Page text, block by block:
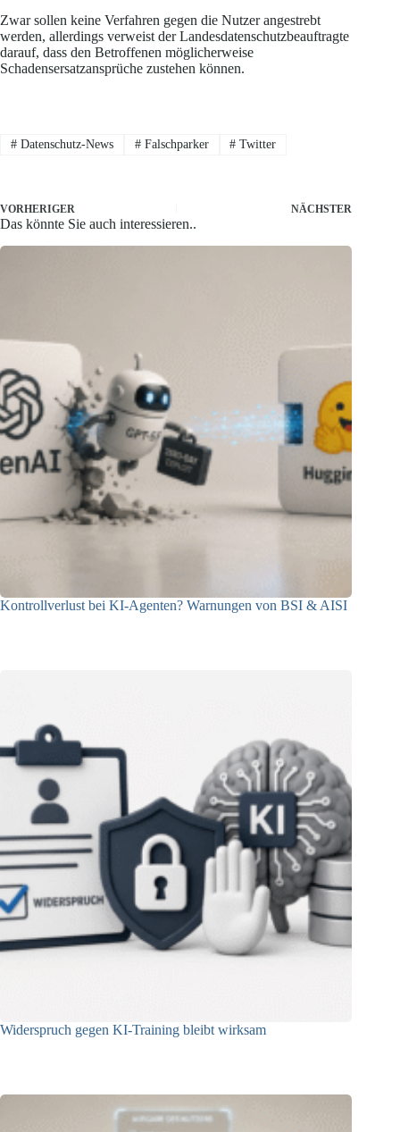
Zwar sollen keine Verfahren gegen die Nutzer angestrebt
werden, allerdings verweist der Landesdatenschutzbeauftragte
darauf, dass den Betroffenen möglicherweise
Schadensersatzansprüche zustehen können.
#Datenschutz-News #Falschparker # Twitter
VORHERIGER NÄCHSTER
Das könnte Sie auch interessieren..
Kontrollverlust bei KI-Agenten? Warnungen von BSI & AISI
Widerspruch gegen KI-Training bleibt wirksam